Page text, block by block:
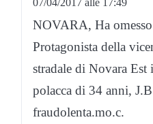
NOVARA, Ha
Protagonista della
stradale di Novara
polacca di 34 anni,
fraudolenta.mo.c.